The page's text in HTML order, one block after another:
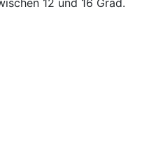
12 und 16 Grad.